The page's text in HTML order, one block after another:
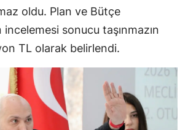
oldu. Plan ve Bütçe
incelemesi sonucu taşınmazın
TL olarak belirlendi.